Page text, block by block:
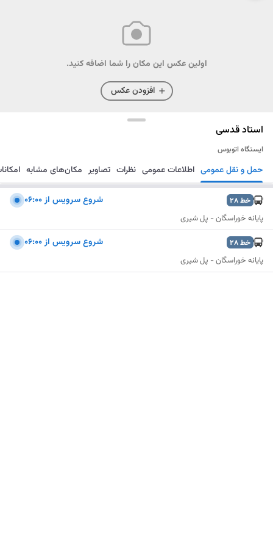
اولین عکس این مکان را شما اضافه کنید.
افزودن عکس
استاد قدسی
ایستگاه اتوبوس
مسیریابی ذخیره ارسال حمل و نقل عمومی اطلاعات عمومی نظرات تصاویر مکان‌های مشابه
خط28 شروع سرویس از ۰۶:۰۰
پایانه خوراسگان - پل شیری
خط28 شروع سرویس از ۰۶:۰۰
پایانه خوراسگان - پل شیری